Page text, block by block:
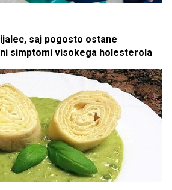
saj pogosto ostane
simptomi visokega holesterola